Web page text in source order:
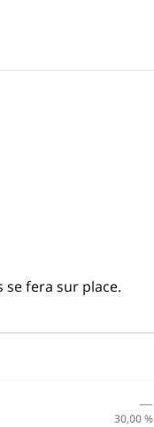
fera sur place.
—
30,00 %